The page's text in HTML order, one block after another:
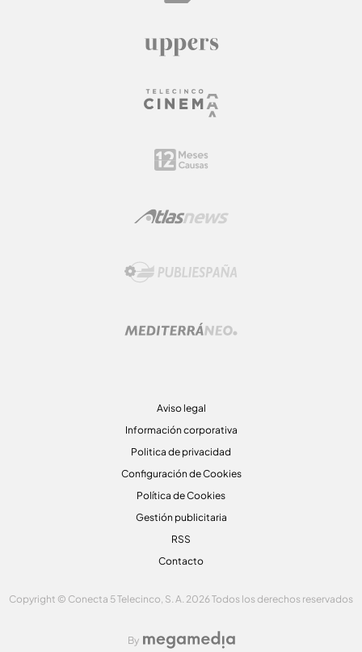
Aviso legal
Información corporativa
Politica de privacidad
Configuración de Cookies
Política de Cookies
Gestión publicitaria
RSS
Contacto
Copyright © Conecta 5 Telecinco, S. A. 2026 Todos los derechos reservados
By